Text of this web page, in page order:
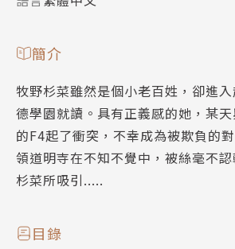
簡介
牧野杉菜雖然是個小老百姓，卻進
德學園就讀。具有正義感的她，某
的F4起了衝突，不幸成為被欺負的
領道明寺在不知不覺中，被絲毫不
杉菜所吸引.....
目錄